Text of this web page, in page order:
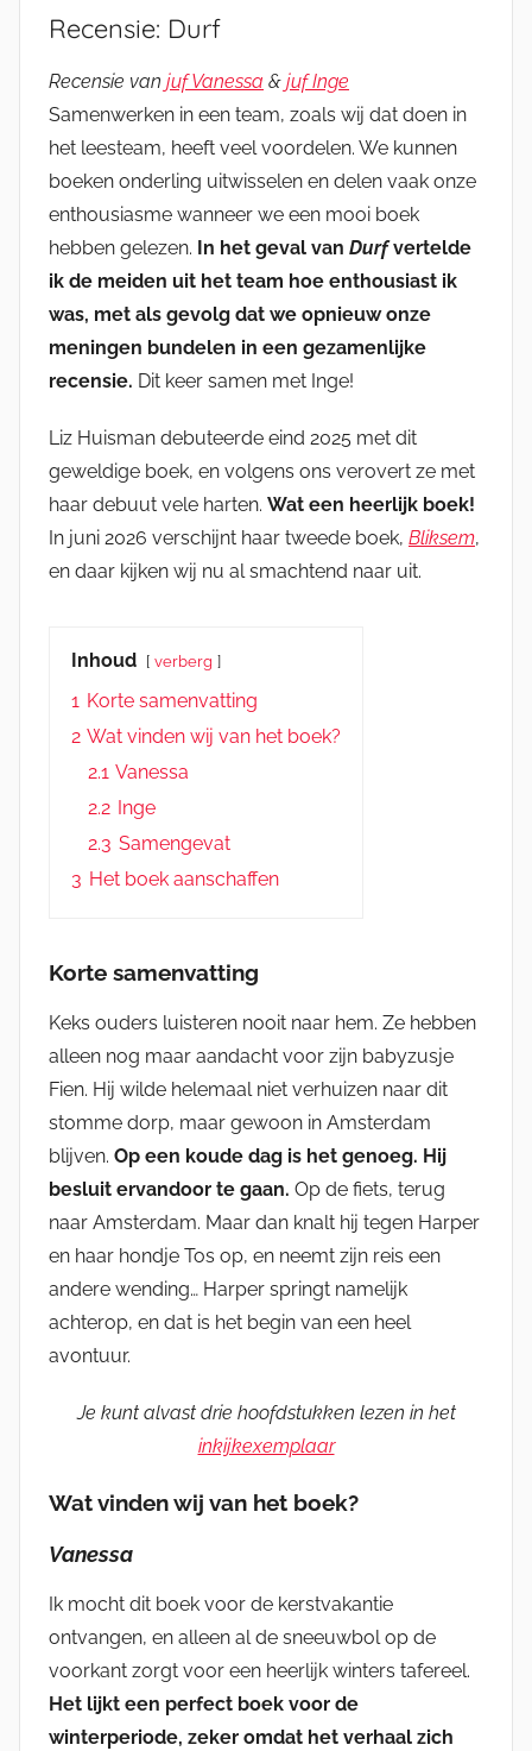
Recensie: Durf
Recensie van juf Vanessa & juf Inge
Samenwerken in een team, zoals wij dat doen in
het leesteam, heeft veel voordelen. We kunnen
boeken onderling uitwisselen en delen vaak onze
enthousiasme wanneer we een mooi boek
hebben gelezen. In het geval van Durfvertelde
ik de meiden uit het team hoe enthousiast ik
was, met als gevolg dat we opnieuw onze
meningen bundelen in een gezamenlijke
recensie. Dit keer samen met Inge!
Liz Huisman debuteerde eind 2025 met dit
geweldige boek, en volgens ons verovert ze met
haar debuut vele harten. Wat een heerlijk boek!
In juni 2026 verschijnt haar tweede boek, Bliksem,
en daar kijken wij nu al smachtend naar uit.
Inhoud verberg
1 Korte samenvatting
2 Wat vinden wij van het boek?
2.1 Vanessa
2.2 Inge
2.3 Samengevat
3 Het boek aanschaffen
Korte samenvatting
Keks ouders luisteren nooit naar hem. Ze hebben
alleen nog maar aandacht voor zijn babyzusje
Fien. Hij wilde helemaal niet verhuizen naar dit
stomme dorp, maar gewoon in Amsterdam
blijven. Op een koude dag is het genoeg. Hij
besluit ervandoor te gaan. Op de fiets, terug
naar Amsterdam. Maar dan knalt hij tegen Harper
en haar hondje Tos op, en neemt zijn reis een
andere wending… Harper springt namelijk
achterop, en dat is het begin van een heel
avontuur.
Je kunt alvast drie hoofdstukken lezen in het
inkijkexemplaar
Wat vinden wij van het boek?
Vanessa
Ik mocht dit boek voor de kerstvakantie
ontvangen, en alleen al de sneeuwbol op de
voorkant zorgt voor een heerlijk winters tafereel.
Het lijkt een perfect boek voor de
winterperiode, zeker omdat het verhaal zich